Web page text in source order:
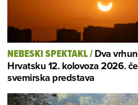
NEBESKI SPEKTAKL/Dva
Hrvatsku 12. kolovoza 2026.
svemirska predstava